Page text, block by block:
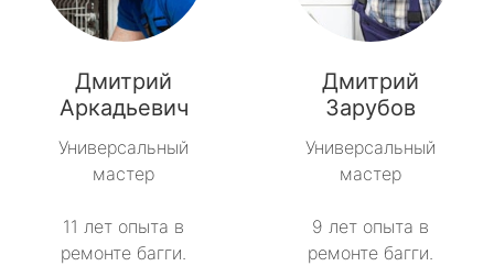
Дмитрий
Аркадьевич
Универсальный
мастер
11 лет опыта в
ремонте багги.
Дмитрий
Зарубов
Универсальный
мастер
9 лет опыта в
ремонте багги.